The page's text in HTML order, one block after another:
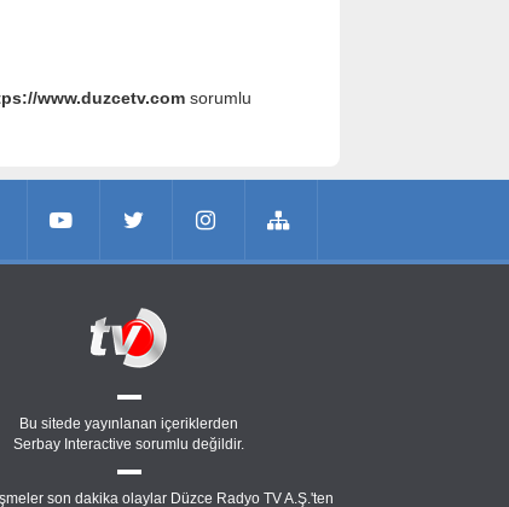
www.duzcetv.comsorumlu
Bu sitede yayınlanan içeriklerden
Serbay Interactive sorumlu değildir.
son dakika olaylar Düzce Radyo TV A.Ş.'ten